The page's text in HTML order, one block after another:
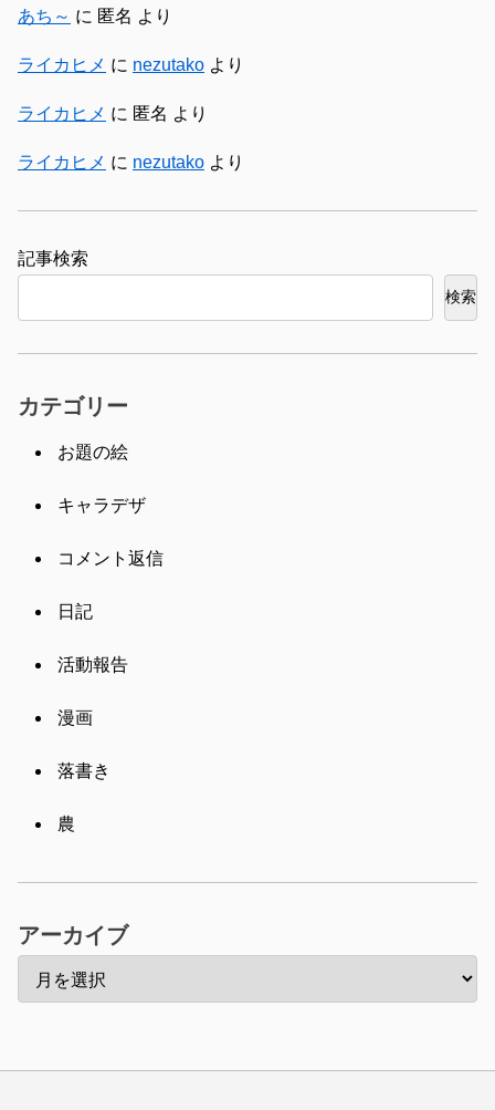
あち～ に 匿名 より
ライカヒメ に nezutako より
ライカヒメ に 匿名 より
ライカヒメ に nezutako より
検索
検索
カテゴリー
お題の絵
キャラデザ
コメント返信
日記
活動報告
漫画
落書き
農
アーカイブ